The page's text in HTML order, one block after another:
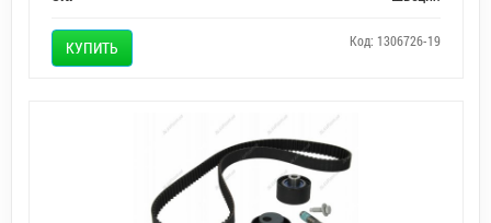
КУПИТЬ Код: 1306726-19